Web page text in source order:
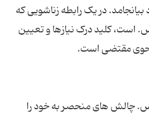
در یک رابطه زناشویی که
است، کلید درک نیازها و تعیین
چالش های منحصر به خود را